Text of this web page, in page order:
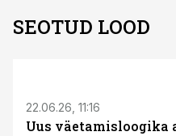
SEOTUD LOOD
22.06.26, 11:16
Uus väetamisloogika